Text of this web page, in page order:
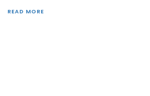
READ MORE